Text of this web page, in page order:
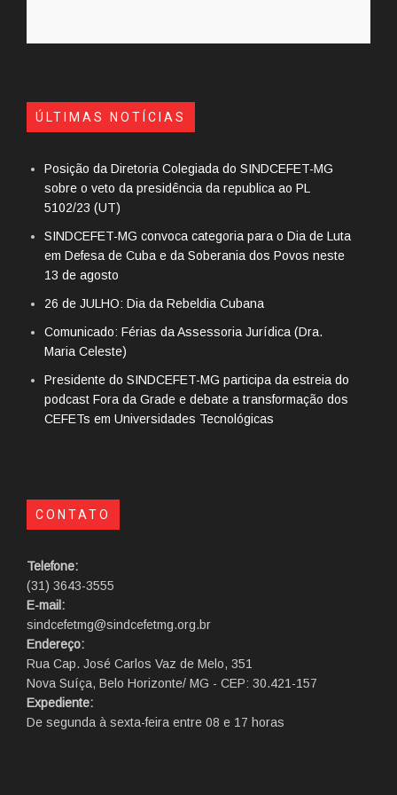
ÚLTIMAS NOTÍCIAS
Posição da Diretoria Colegiada do SINDCEFET-MG
sobre o veto da presidência da republica ao PL
5102/23 (UT)
SINDCEFET-MG convoca categoria para o Dia de Luta
em Defesa de Cuba e da Soberania dos Povos neste
13 de agosto
26 de JULHO: Dia da Rebeldia Cubana
Comunicado: Férias da Assessoria Jurídica (Dra.
Maria Celeste)
Presidente do SINDCEFET-MG participa da estreia do
podcast Fora da Grade e debate a transformação dos
CEFETs em Universidades Tecnológicas
CONTATO
Telefone:
(31) 3643-3555
E-mail:
sindcefetmg@sindcefetmg.org.br
Endereço:
Rua Cap. José Carlos Vaz de Melo, 351
Nova Suíça, Belo Horizonte/ MG - CEP: 30.421-157
Expediente:
De segunda à sexta-feira entre 08 e 17 horas